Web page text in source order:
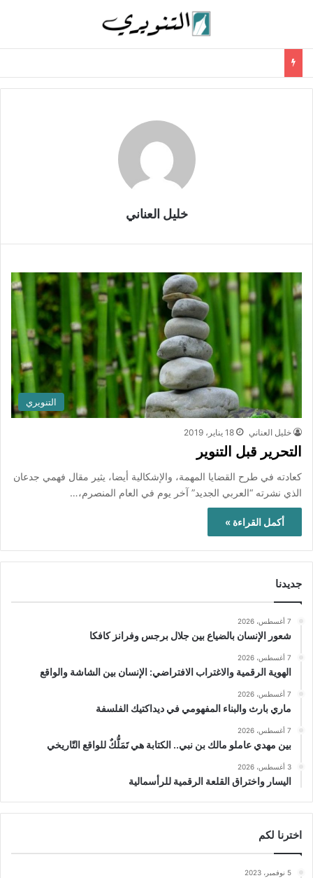
خليل العناني
التنويري
خليل العناني 18 يناير، 2019
التحرير قبل التنوير
كعادته في طرح القضايا المهمة، والإشكالية أيضا، يثير مقال فهمي جدعان
الذي نشرته “العربي الجديد” آخر يوم في العام المنصرم،…
أكمل القراءة »
جديدنا
7 أغسطس، 2026
شعور الإنسان بالضياع بين جلال برجس وفرانز كافكا
7 أغسطس، 2026
الهوية الرقمية والاغتراب الافتراضي: الإنسان بين الشاشة والواقع
7 أغسطس، 2026
ماري بارث والبناء المفهومي في ديداكتيك الفلسفة
7 أغسطس، 2026
بين مهدي عاملو مالك بن نبي.. الكتابة هي تَمَلُّكٌ للواقع التّاريخي
3 أغسطس، 2026
اليسار واختراق القلعة الرقمية للرأسمالية
اخترنا لكم
5 نوفمبر، 2023